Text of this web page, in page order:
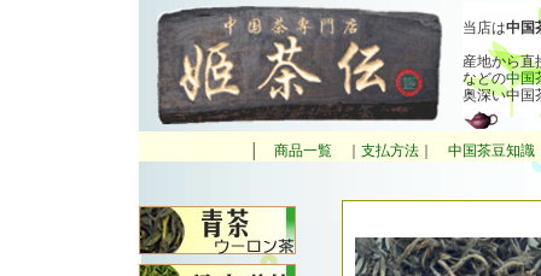
当店は中国
産地から直
などの中国
奥深い中国
商品一覧 支払方法 中国茶豆知識